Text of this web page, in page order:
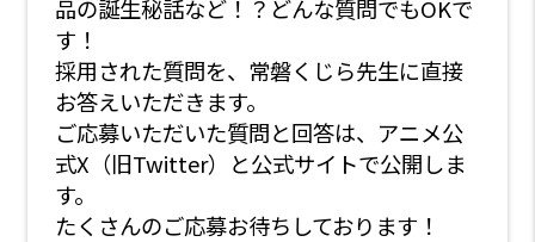
品の誕生秘話など！？どんな質問でもOKで
す！
採用された質問を、常磐くじら先生に直接
お答えいただきます。
ご応募いただいた質問と回答は、アニメ公
式X（旧Twitter）と公式サイトで公開しま
す。
たくさんのご応募お待ちしております！